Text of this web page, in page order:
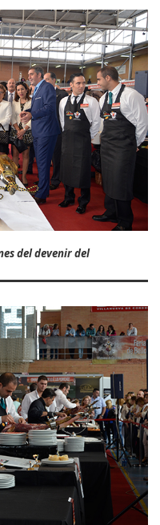
del devenir del